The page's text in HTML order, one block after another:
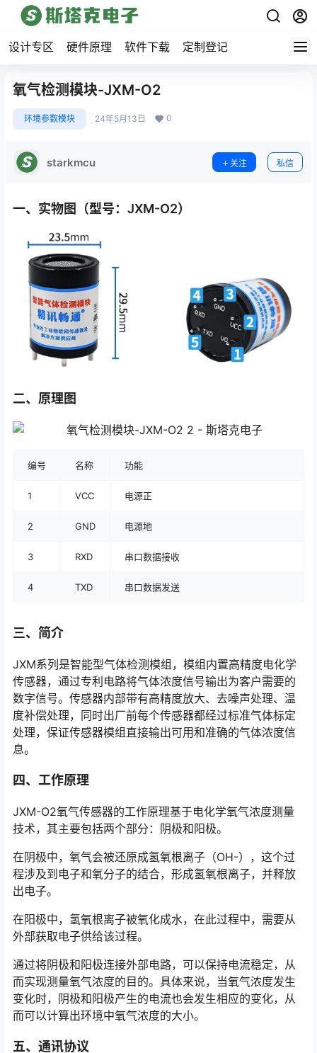
设计专区 硬件原理 软件下载 定制登记
氧气检测模块-JXM-O2
环境参数模块 24年5月13日 0
starkmcu 关注 私信
一、实物图（型号：JXM-O2）
二、原理图
编号 名称 功能
1 VCC 电源正
2 GND 电源地
3 RXD 串口数据接收
4 TXD 串口数据发送
三、简介
JXM系列是智能型气体检测模组，模组内置高精度电化学
传感器，通过专利电路将气体浓度信号输出为客户需要的
数字信号。传感器内部带有高精度放大、去噪声处理、温
度补偿处理，同时出厂前每个传感器都经过标准气体标定
处理，保证传感器模组直接输出可用和准确的气体浓度信
息。
四、工作原理
JXM-O2氧气传感器的工作原理基于电化学氧气浓度测量
技术，其主要包括两个部分：阴极和阳极。
在阴极中，氧气会被还原成氢氧根离子（OH-），这个过
程涉及到电子和氧分子的结合，形成氢氧根离子，并释放
出电子。
在阳极中，氢氧根离子被氧化成水，在此过程中，需要从
外部获取电子供给该过程。
通过将阴极和阳极连接外部电路，可以保持电流稳定，从
而实现测量氧气浓度的目的。具体来说，当氧气浓度发生
变化时，阴极和阳极产生的电流也会发生相应的变化，从
而可以计算出环境中氧气浓度的大小。
五、通讯协议